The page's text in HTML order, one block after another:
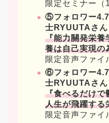
限定セミナー（
⑤フォロワー
士RYUUTAさ
『能力關発栄養
養は自己実現の
限定音声ファイ
⑥フォロワー
士RYUUTAさ
『食べるだけで
人生が飛躍する
限定音声ファイ